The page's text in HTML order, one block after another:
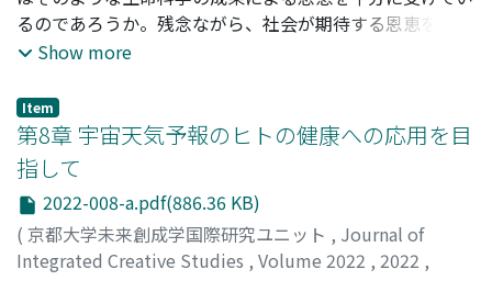
るのであろうか。残念ながら、社会が期待する恩恵を享受
することは少ないと思われる。それでは、この課題へはど
方策として、宇宙に存在する地球環境で生きる人類という
視点から、生命現象をさらに深く理解する領域を開拓する
ことも重要と考えられる。そのために、健康の課題に影響
を及ぼす可能性のある複数の科学分野について、それらを
融合した研究の意義について論じてみたい。
Show more
Item
第8章 宇宙天気予報のヒトの健康への応用を目
指して
2022-008-a.pdf(886.36 KB)
( 京都大学未来創成学国際研究ユニット , Journal of
Integrated Creative Studies , Volume 2022 , 2022 ,